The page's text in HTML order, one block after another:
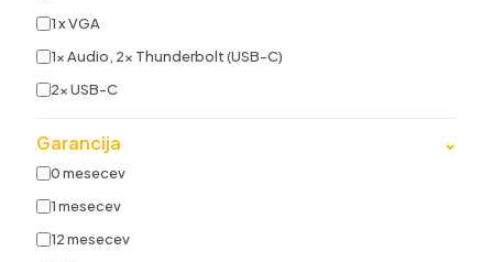
1 x VGA
1x Audio, 2x Thunderbolt (USB-C)
2x USB-C
Garancija ⌄
0 mesecev
1 mesecev
12 mesecev